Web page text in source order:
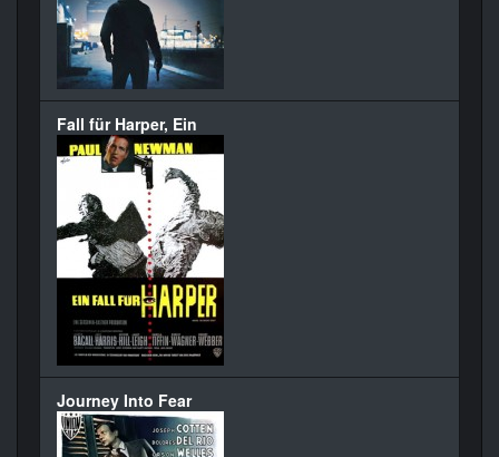
Fall für Harper, Ein
Journey Into Fear